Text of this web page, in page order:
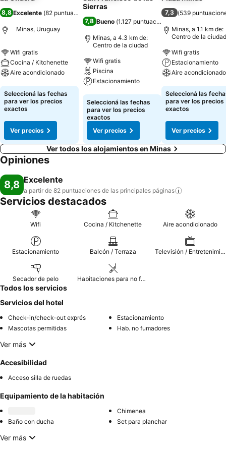
8,8 Excelente (82 puntuaciones
Minas, Uruguay
Wifi gratis
Cocina / Kitchenette
Aire acondicionado
Ver precios
Seleccioná las fechas
para ver los precios
exactos
Ver precios
Sierras
7,8 Bueno (1.127 puntuaciones
Minas, a 4.3 km de:
Centro de la ciudad
Wifi gratis
Piscina
Estacionamiento
Ver precios
Seleccioná las fechas
para ver los precios
exactos
Ver precios
7,3 (539
Minas, a 1.1 km de:
Centro de la ciudad
Wifi gratis
Estacionamiento
Aire acondicionado
Ver precios
Seleccioná las
para ver los precios
exactos
Ver precios
Ver todos los alojamientos en Minas
Opiniones
8,8 Excelente
a partir de 82 puntuaciones de las principales páginas
Servicios destacados
Wifi Cocina / Kitchenette Aire acondicionado
Estacionamiento Balcón / Terraza Televisión / Entretenimiento
Secador de pelo Habitaciones para no fumadores
Todos los servicios
Servicios del hotel
Check-in/check-out exprés
Estacionamiento
Mascotas permitidas
Hab. no fumadores
Ver más
Accesibilidad
Acceso silla de ruedas
Equipamiento de la habitación
Chimenea
Baño con ducha
Set para planchar
Ver más